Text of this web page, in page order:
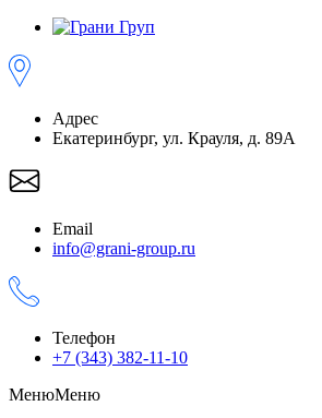
Адрес
Екатеринбург, ул. Крауля, д. 89А
Email
info@grani-group.ru
Телефон
+7 (343) 382-11-10
МенюМеню